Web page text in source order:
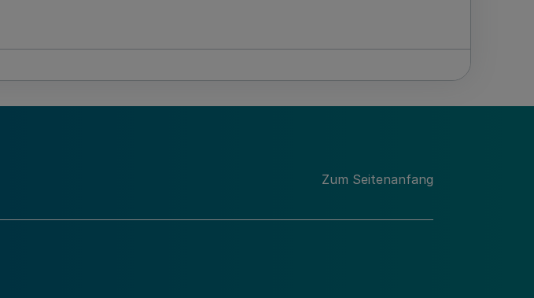
Zum Seitenanfang